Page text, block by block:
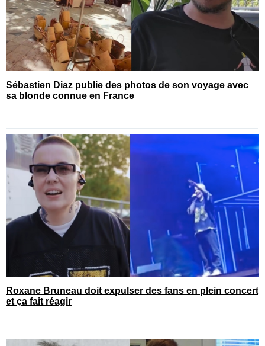
Sébastien Diaz publie des photos de son voyage avec
sa blonde connue en France
Roxane Bruneau doit expulser des fans en plein concert
et ça fait réagir